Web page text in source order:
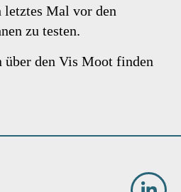
Mal vor den
zu testen.
den Vis Moot finden